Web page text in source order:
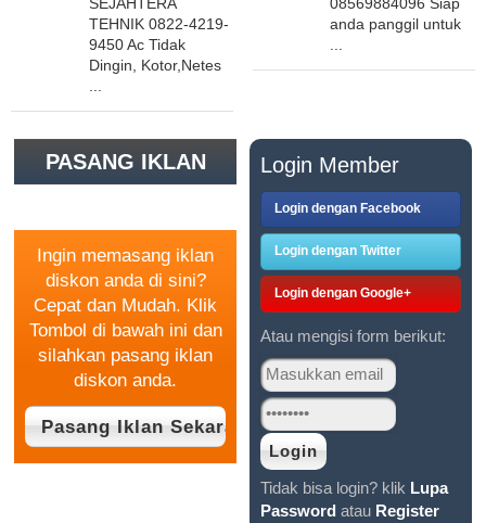
TEHNIK 0822-4219-
9450 Ac Tidak
Dingin, Kotor,Netes
anda panggil untuk
PASANG IKLAN
Ingin memasang iklan
diskon anda di sini?
Cepat dan Mudah. Klik
Tombol di bawah ini dan
silahkan pasang iklan
diskon anda.
Login Member
Login dengan Facebook
Login dengan Twitter
Login dengan Google+
Atau mengisi form berikut:
Tidak bisa login? klik Lupa
Password atau Register